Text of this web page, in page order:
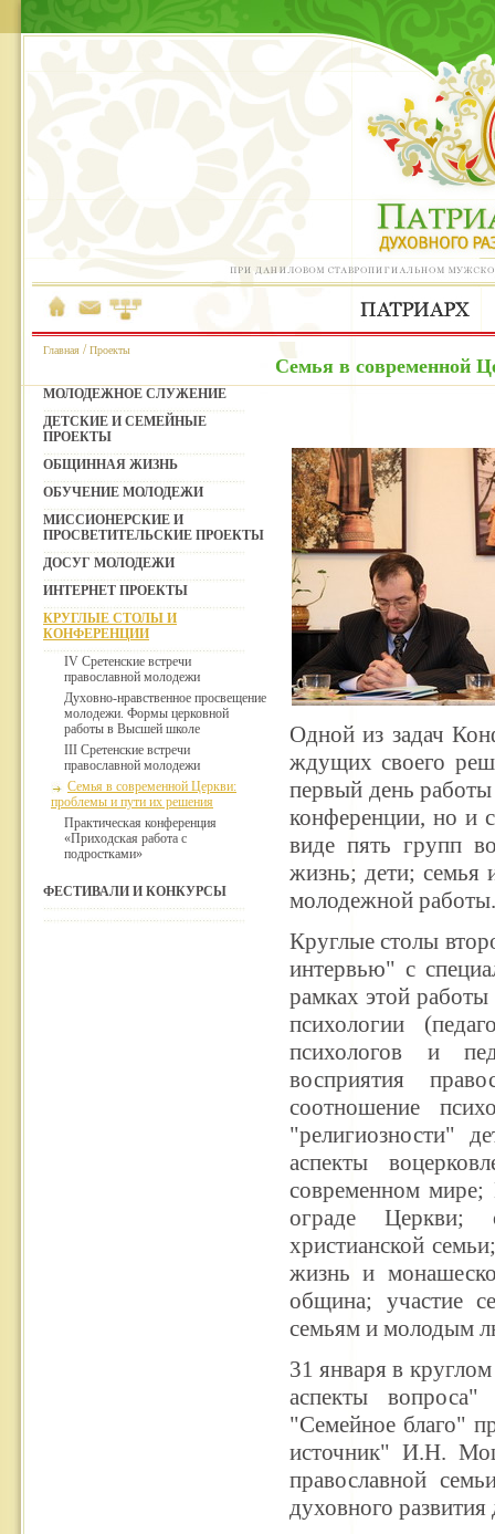
Главная /Проекты
Семья в современной
МОЛОДЕЖНОЕ СЛУЖЕНИЕ
ДЕТСКИЕ И СЕМЕЙНЫЕ
ПРОЕКТЫ
ОБЩИННАЯ ЖИЗНЬ
ОБУЧЕНИЕ МОЛОДЕЖИ
МИССИОНЕРСКИЕ И
ПРОСВЕТИТЕЛЬСКИЕ ПРОЕКТЫ
ДОСУГ МОЛОДЕЖИ
ИНТЕРНЕТ ПРОЕКТЫ
КРУГЛЫЕ СТОЛЫ И
КОНФЕРЕНЦИИ
IV Сретенские встречи
православной молодежи
Духовно-нравственное просвещение
молодежи. Формы церковной
работы в Высшей школе
III Сретенские встречи
православной молодежи
Семья в современной Церкви:
проблемы и пути их решения
Практическая конференция
«Приходская работа с
подростками»
ФЕСТИВАЛИ И КОНКУРСЫ
Одной из задач
ждущих своего
первый день
конференции, но и
виде пять групп
жизнь; дети; семья
молодежной работы.
Круглые столы
интервью" с
рамках этой
психологии
психологов и
восприятия
соотношение
"религиозности"
аспекты
современном
ограде Церкви;
христианской
жизнь и
община; участие
семьям и молодым
31 января в
аспекты вопроса"
"Семейное благо"
источник" И.Н.
православной
духовного